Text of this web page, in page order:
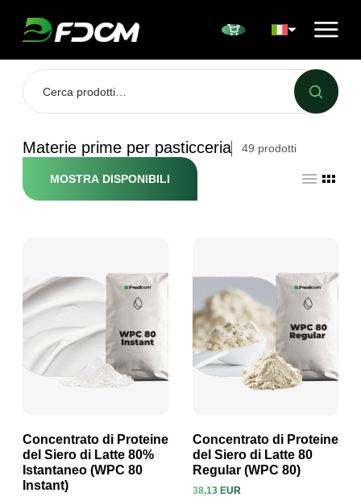
Materie prime per pasticceria 49 prodotti
MOSTRA DISPONIBILI
Visualizza prodotto
Concentrato di Proteine
del Siero di Latte 80%
Istantaneo (WPC 80
Instant)
Visualizza prodotto
Concentrato di Proteine
del Siero di Latte 80
Regular (WPC 80)
38,13 EUR